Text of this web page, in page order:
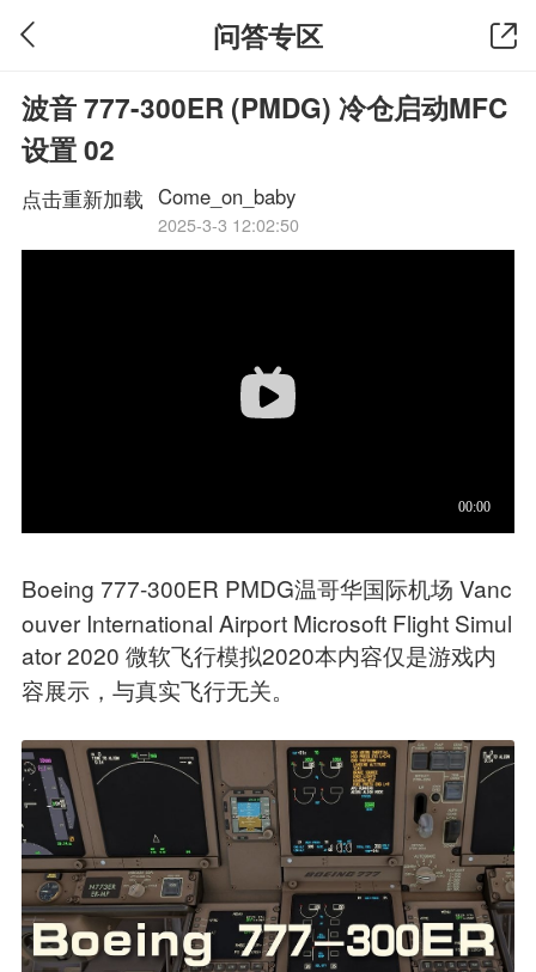
问答专区
波音 777-300ER (PMDG) 冷仓启动MFC
设置 02
点击重新加载 Come_on_baby
2025-3-3 12:02:50
Boeing 777-300ER PMDG温哥华国际机场 Vanc
ouver International Airport Microsoft Flight Simul
ator 2020 微软飞行模拟2020本内容仅是游戏内
容展示，与真实飞行无关。